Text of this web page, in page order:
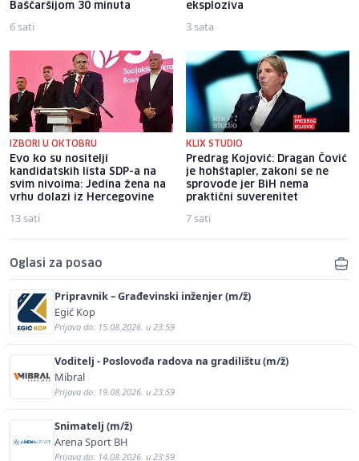
Baščaršijom 30 minuta
6 sati
eksploziva
3 sata
IZBORI U OKTOBRU
Evo ko su nositelji
kandidatskih lista SDP-a na
svim nivoima: Jedina žena na
vrhu dolazi iz Hercegovine
13 sati
KLIX STUDIO
Predrag Kojović: Dragan Čović
je hohštapler, zakoni se ne
sprovode jer BiH nema
praktični suverenitet
7 sati
Oglasi za posao
Pripravnik – Građevinski inženjer (m/ž)
Egić Kop
Prijava do: 15.08.2026. u 23:59
Voditelj - Poslovođa radova na gradilištu (m/ž)
Mibral
Prijava do: 19.08.2026. u 23:59
Snimatelj (m/ž)
Arena Sport BH
Prijava do: 14.08.2026. u 23:59